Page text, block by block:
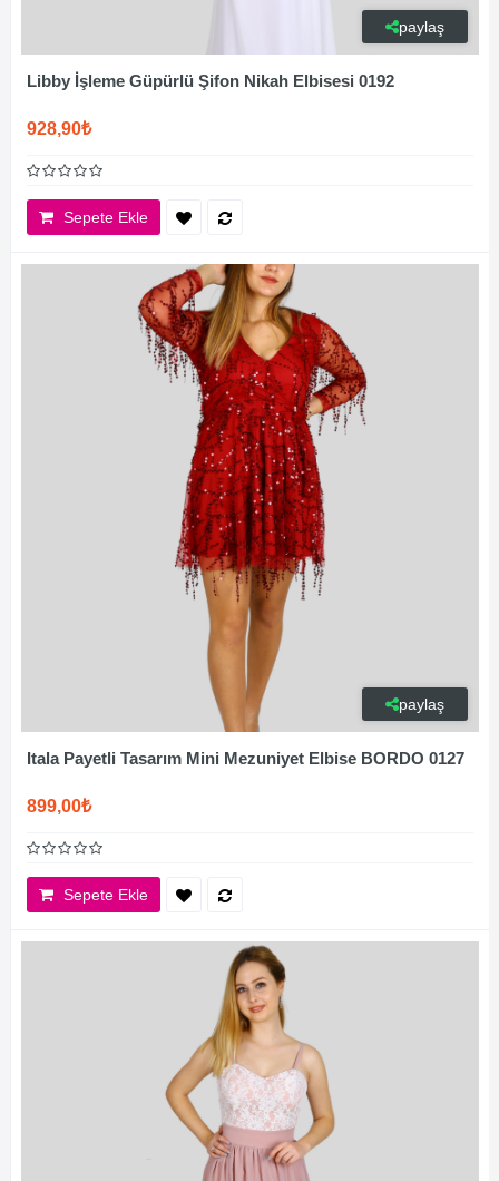
paylaş
Libby İşleme Güpürlü Şifon Nikah Elbisesi 0192
928,90₺
Sepete Ekle
paylaş
Itala Payetli Tasarım Mini Mezuniyet Elbise BORDO 0127
899,00₺
Sepete Ekle